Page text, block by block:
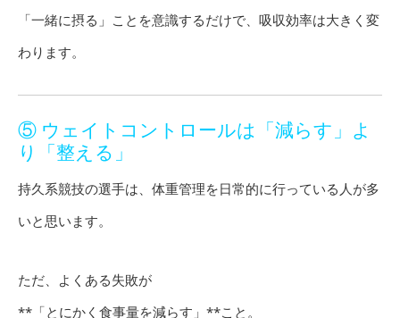
「一緒に摂る」ことを意識するだけで、吸収効率は大きく変
わります。
⑤ ウェイトコントロールは「減らす」よ
り「整える」
持久系競技の選手は、体重管理を日常的に行っている人が多
いと思います。
ただ、よくある失敗が
**「とにかく食事量を減らす」**こと。